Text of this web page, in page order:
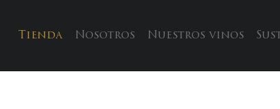
Tienda Nosotros Nuestros vinos